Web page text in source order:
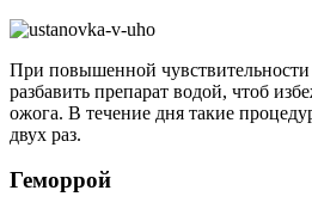
При повышенной
разбавить препарат водой, чтоб
ожога. В течение дня такие
двух раз.
Геморрой